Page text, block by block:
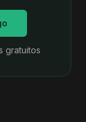
gratuitos